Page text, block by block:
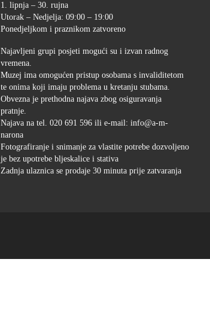
1. lipnja – 30. rujna
Utorak – Nedjelja: 09:00 – 19:00
Ponedjeljkom i praznikom zatvoreno
Najavljeni grupi posjeti mogući su i izvan radnog
vremena.
Muzej ima omogućen pristup osobama s invaliditetom
te onima koji imaju problema u kretanju stubama.
Obvezna je prethodna najava zbog osiguravanja
pratnje.
Najava na tel. 020 691 596 ili e-mail: info@a-m-
narona
Fotografiranje i snimanje za vlastite potrebe dozvoljeno
je bez upotrebe bljeskalice i stativa
Zadnja ulaznica se prodaje 30 minuta prije zatvaranja